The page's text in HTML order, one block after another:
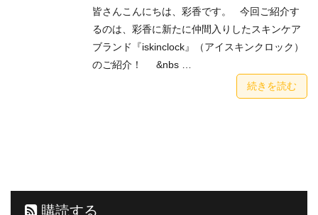
皆さんこんにちは、彩香です。 今回ご紹介す
るのは、彩香に新たに仲間入りしたスキンケア
ブランド『iskinclock』（アイスキンクロック）
のご紹介！ &nbs …
続きを読む
購読する